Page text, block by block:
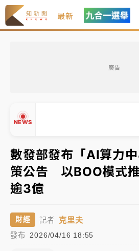
最新
廣告
NEWS
有片｜
連根拔起
中颱白海豚風雨來了！中部以北
響最劇烈
白海豚逼近！北市水門只出不進
4800＋拖吊費
油價持續凍漲！ 中油宣布下周一
▲
▼
數發部發布「AI算力
策公告 以BOO模式
逾3億
財經 記者 克里夫
發布 2026/04/16 18:55